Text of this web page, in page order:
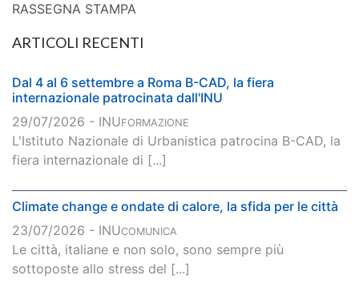
RASSEGNA STAMPA
ARTICOLI RECENTI
Dal 4 al 6 settembre a Roma B-CAD, la fiera
internazionale patrocinata dall'INU
29/07/2026 - INUFORMAZIONE
L'Istituto Nazionale di Urbanistica patrocina B-CAD, la
fiera internazionale di [...]
Climate change e ondate di calore, la sfida per le città
23/07/2026 - INUCOMUNICA
Le città, italiane e non solo, sono sempre più
sottoposte allo stress del [...]